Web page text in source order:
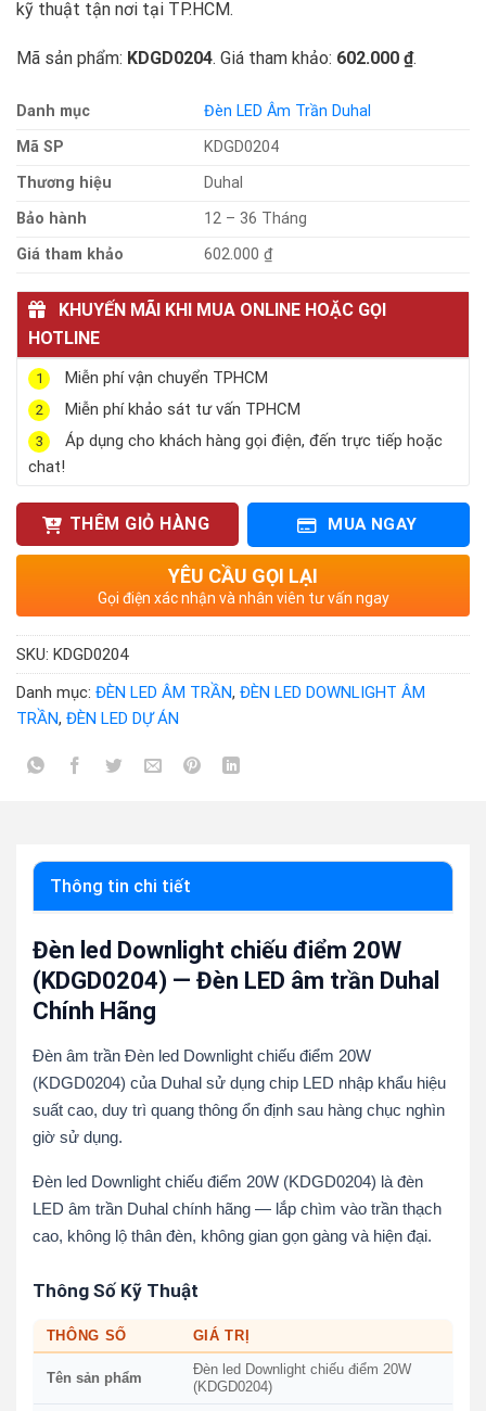
kỹ thuật tận nơi tại TP.HCM.
Mã sản phẩm: KDGD0204. Giá tham khảo: 602.000 ₫.
Danh mục
Đèn LED Âm Trần Duhal
Mã SP
KDGD0204
Thương hiệu
Duhal
Bảo hành
12 – 36 Tháng
Giá tham khảo
602.000 ₫
KHUYẾN MÃI KHI MUA ONLINE HOẶC GỌI
HOTLINE
1 Miễn phí vận chuyển TPHCM
2 Miễn phí khảo sát tư vấn TPHCM
3
Áp dụng cho khách hàng gọi điện, đến trực tiếp hoặc
chat!
THÊM GIỎ HÀNG MUA NGAY
YÊU CẦU GỌI LẠI
Gọi điện xác nhận và nhân viên tư vấn ngay
SKU: KDGD0204
Danh mục: ĐÈN LED ÂM TRẦN, ĐÈN LED DOWNLIGHT ÂM
TRẦN, ĐÈN LED DỰ ÁN
Thông tin chi tiết
Đèn led Downlight chiếu điểm 20W
(KDGD0204) — Đèn LED âm trần Duhal
Chính Hãng
Đèn âm trần Đèn led Downlight chiếu điểm 20W
(KDGD0204) của Duhal sử dụng chip LED nhập khẩu hiệu
suất cao, duy trì quang thông ổn định sau hàng chục nghìn
giờ sử dụng.
Đèn led Downlight chiếu điểm 20W (KDGD0204) là đèn
LED âm trần Duhal chính hãng — lắp chìm vào trần thạch
cao, không lộ thân đèn, không gian gọn gàng và hiện đại.
Thông Số Kỹ Thuật
THÔNG SỐ GIÁ TRỊ
Tên sản phẩm
Đèn led Downlight chiếu điểm 20W
(KDGD0204)